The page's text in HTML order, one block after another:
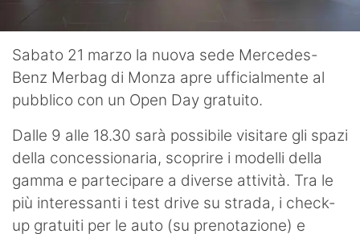
Sabato 21 marzo la nuova sede Mercedes-
Benz Merbag di Monza apre ufficialmente al
pubblico con un Open Day gratuito.
Dalle 9 alle 18.30 sarà possibile visitare gli spazi
della concessionaria, scoprire i modelli della
gamma e partecipare a diverse attività. Tra le
più interessanti i test drive su strada, i check-
up gratuiti per le auto (su prenotazione) e